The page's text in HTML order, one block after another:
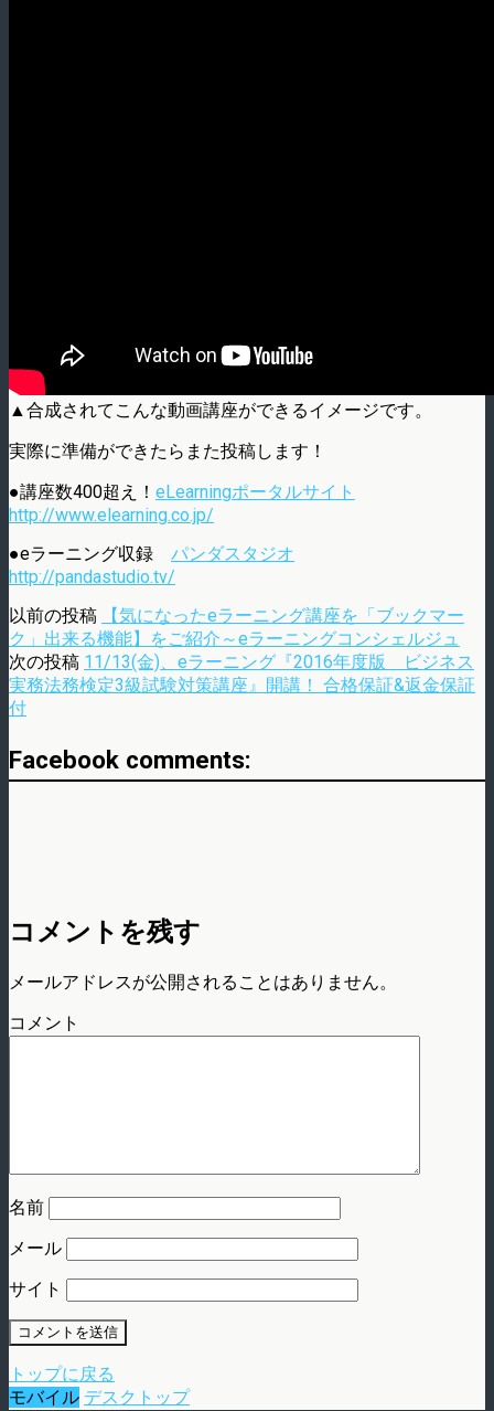
▲合成されてこんな動画講座ができるイメージです。
実際に準備ができたらまた投稿します！
●講座数400超え！ eLearningポータルサイト
http://www.elearning.co.jp/
●eラーニング収録 パンダスタジオ
http://pandastudio.tv/
以前の投稿
【気になったeラーニング講座を「ブックマー
ク」出来る機能】をご紹介～eラーニングコンシェルジュ
次の投稿 11/13(金)、eラーニング『2016年度版 ビジネス
実務法務検定3級試験対策講座』開講！ 合格保証&返金保証
付
Facebook comments:
コメントを残す
メールアドレスが公開されることはありません。
コメント
名前
メール
サイト
トップに戻る
モバイル デスクトップ